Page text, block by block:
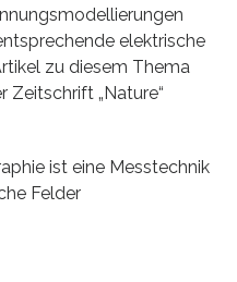
elektrische
zu diesem Thema
Zeitschrift „Nature“
ist eine Messtechnik
Felder